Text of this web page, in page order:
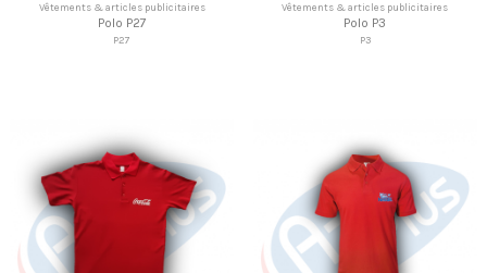
Vêtements & articles publicitaires
Polo P27
P27
Vêtements & articles publicitaires
Polo P3
P3